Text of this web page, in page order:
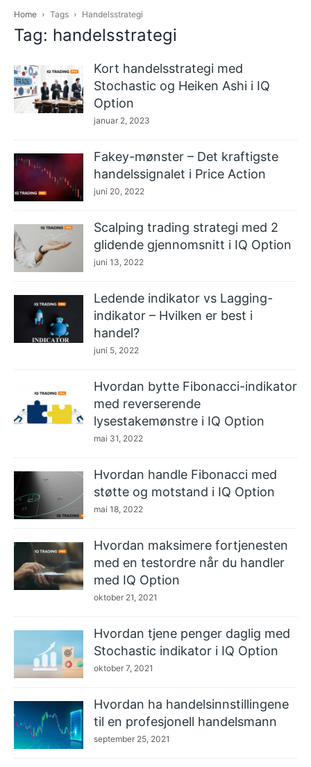
Home Tags Handelsstrategi
Tag: handelsstrategi
Kort handelsstrategi med
Stochastic og Heiken Ashi i IQ
Option
januar 2, 2023
Fakey-mønster – Det kraftigste
handelssignalet i Price Action
juni 20, 2022
Scalping trading strategi med 2
glidende gjennomsnitt i IQ Option
juni 13, 2022
Ledende indikator vs Lagging-
indikator – Hvilken er best i
handel?
juni 5, 2022
Hvordan bytte Fibonacci-indikator
med reverserende
lysestakemønstre i IQ Option
mai 31, 2022
Hvordan handle Fibonacci med
støtte og motstand i IQ Option
mai 18, 2022
Hvordan maksimere fortjenesten
med en testordre når du handler
med IQ Option
oktober 21, 2021
Hvordan tjene penger daglig med
Stochastic indikator i IQ Option
oktober 7, 2021
Hvordan ha handelsinnstillingene
til en profesjonell handelsmann
september 25, 2021